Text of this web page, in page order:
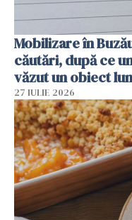
Mobilizare în
căutări, după ce
văzut un obiect
27 IULIE 2026